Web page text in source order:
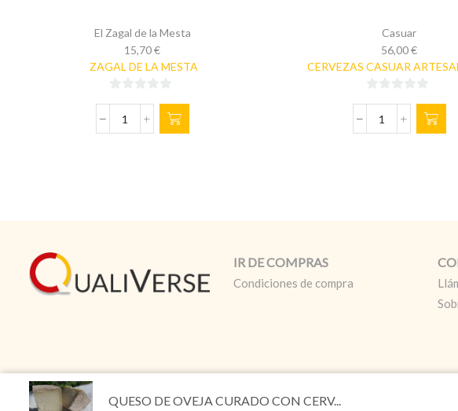
El Zagal de la Mesta
15,70€
ZAGAL DE LA MESTA
de
5
MONTARAZ
Casuar
56,00€
CERVEZAS CASUAR
de
5
LOTE
IR DE COMPRAS
Condiciones de compra
© Copyright 2025 - General de Comunicaciones y Medios, S.L. - CUALIVERSE
QUESO DE OVEJA CURADO CON CERV...